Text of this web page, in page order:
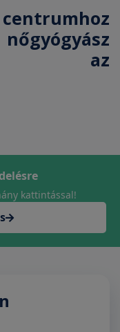
az
kattintással!